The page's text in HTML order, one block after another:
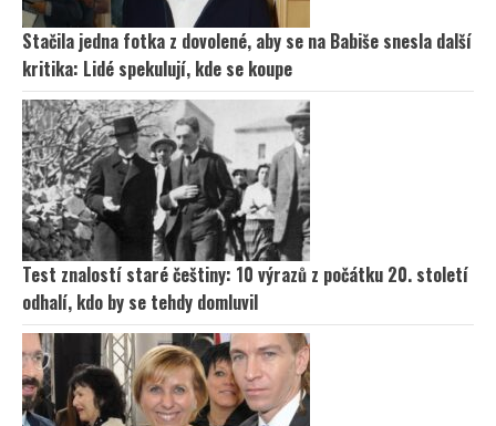
Stačila jedna fotka z dovolené, aby se na Babiše snesla další
kritika: Lidé spekulují, kde se koupe
Test znalostí staré češtiny: 10 výrazů z počátku 20. století
odhalí, kdo by se tehdy domluvil